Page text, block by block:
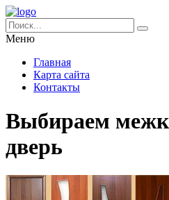
Меню
Главная
Карта сайта
Контакты
Выбираем
дверь